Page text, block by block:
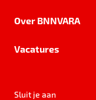
Over BNNVARA
Vacatures
Sluit je aan